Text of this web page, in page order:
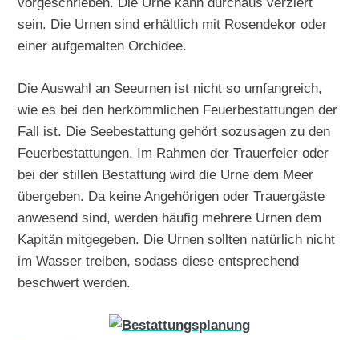
sein. Die Urnen sind erhältlich mit Rosendekor oder
einer aufgemalten Orchidee.
Die Auswahl an Seeurnen ist nicht so umfangreich,
wie es bei den herkömmlichen Feuerbestattungen der
Fall ist. Die Seebestattung gehört sozusagen zu den
Feuerbestattungen. Im Rahmen der Trauerfeier oder
bei der stillen Bestattung wird die Urne dem Meer
übergeben. Da keine Angehörigen oder Trauergäste
anwesend sind, werden häufig mehrere Urnen dem
Kapitän mitgegeben. Die Urnen sollten natürlich nicht
im Wasser treiben, sodass diese entsprechend
beschwert werden.